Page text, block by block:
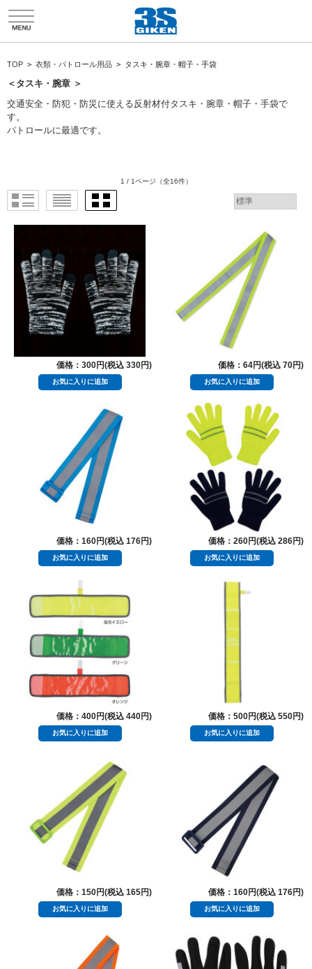
TOP > 衣類・パトロール用品 > タスキ・腕章・帽子・手袋
＜タスキ・腕章 ＞
交通安全・防犯・防災に使える反射材付タスキ・腕章・帽子・手袋で
す。
パトロールに最適です。
1 / 1ページ （全16件）
価格：300円(税込 330円) 価格：64円(税込 70円)
価格：160円(税込 176円) 価格：260円(税込 286円)
価格：400円(税込 440円) 価格：500円(税込 550円)
価格：150円(税込 165円) 価格：160円(税込 176円)